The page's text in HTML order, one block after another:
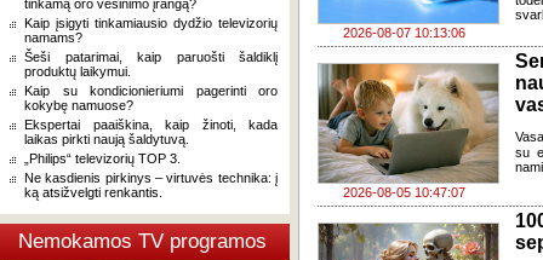
tinkamą oro vėsinimo įrangą?
Kaip įsigyti tinkamiausio dydžio televizorių
namams?
Šeši patarimai, kaip paruošti šaldiklį
produktų laikymui.
Kaip su kondicionieriumi pagerinti oro
kokybę namuose?
Ekspertai paaiškina, kaip žinoti, kada
laikas pirkti naują šaldytuvą.
„Philips“ televizorių TOP 3.
Ne kasdienis pirkinys – virtuvės technika: į
ką atsižvelgti renkantis.
Nemokamos TV programos
2026-08-07 10:13:06
2026-08-05 10:47:07
su